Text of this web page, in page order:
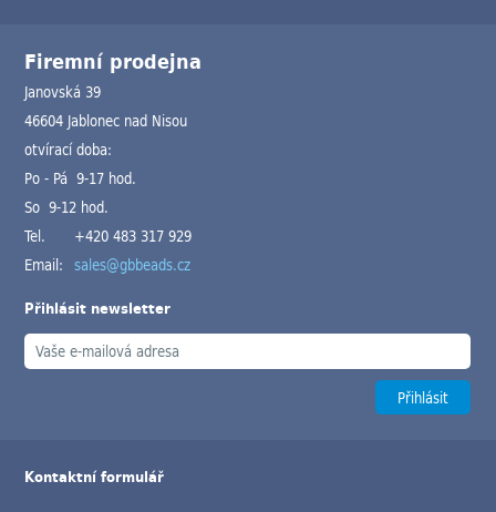
Firemní prodejna
Janovská 39
46604 Jablonec nad Nisou
otvírací doba:
Po - Pá 9-17 hod.
So 9-12 hod.
Tel.
+420 483 317 929
Email: sales@gbbeads.cz
Přihlásit newsletter
Kontaktní formulář